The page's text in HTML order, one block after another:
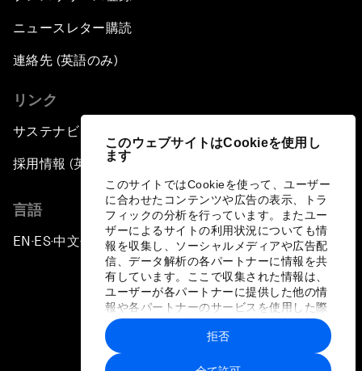
このウェブサイトはCookieを使用し
ます
このサイトではCookieを使って、ユーザー
に合わせたコンテンツや広告の表示、トラ
フィックの分析を行っています。またユー
ザーによるサイトの利用状況についても情
報を収集し、ソーシャルメディアや広告配
信、データ解析の各パートナーに情報を共
有しています。ここで収集された情報は、
ユーザーが各パートナーに提供した他の情
報や各パートナーのサービスを使用した際
に収集された情報と組み合わされ、各パー
トナーによって使用されることがありま
す。
拒否
ニュースレター購読
連絡先 (英語のみ)
リンク
サステナビリティへの取り組み
採用情報 (英語のみ)
言語
EN ▪ ES▪中文▪ 日本語
プライバシーポリシーと利用規約